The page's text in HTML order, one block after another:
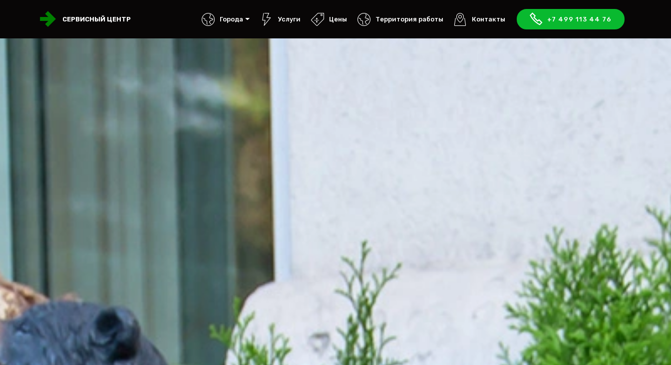
СЕРВИСНЫЙ ЦЕНТР Города Услуги Цены Территория работы Контакты +7 499 113 44 76